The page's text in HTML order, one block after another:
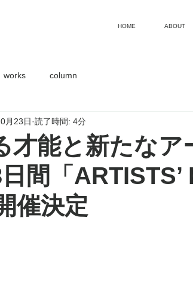
HOME ABOUT
works column
才能と新たなア
間「ARTISTS’
催決定
月23日 読了時間: 4分